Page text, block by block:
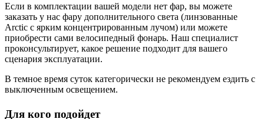
Если в комплектации вашей модели нет фар, вы можете
заказать у нас фару дополнительного света (линзованные
Arctic с ярким концентрированным лучом) или можете
приобрести сами велосипедный фонарь. Наш специалист
проконсультирует, какое решение подходит для вашего
сценария эксплуатации.
В темное время суток категорически не рекомендуем ездить с
выключенным освещением.
Для кого подойдет